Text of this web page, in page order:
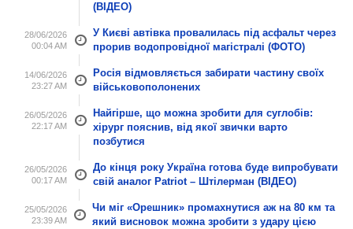
(ВІДЕО)
28/06/2026
00:04 AM
У Києві автівка провалилась під асфальт через
прорив водопровідної магістралі (ФОТО)
14/06/2026
23:27 AM
Росія відмовляється забирати частину своїх
військовополонених
26/05/2026
22:17 AM
Найгірше, що можна зробити для суглобів:
хірург пояснив, від якої звички варто
позбутися
26/05/2026
00:17 AM
До кінця року Україна готова буде випробувати
свій аналог Patriot – Штілерман (ВІДЕО)
25/05/2026
23:39 AM
Чи міг «Орешник» промахнутися аж на 80 км та
який висновок можна зробити з удару цією